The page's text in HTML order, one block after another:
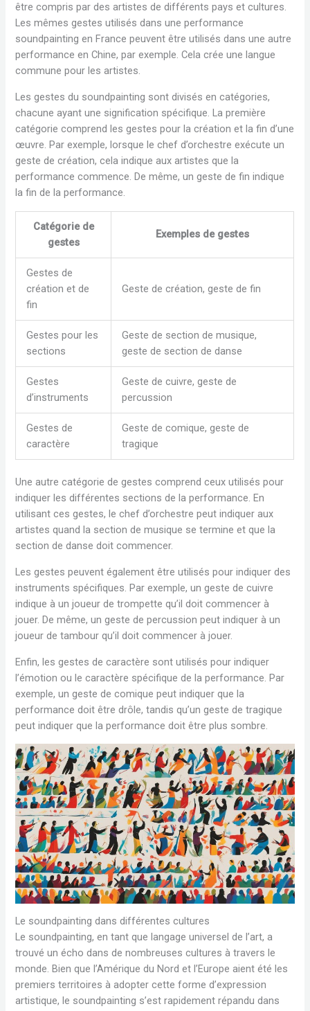
être compris par des artistes de différents pays et cultures.
Les mêmes gestes utilisés dans une performance
soundpainting en France peuvent être utilisés dans une autre
performance en Chine, par exemple. Cela crée une langue
commune pour les artistes.
Les gestes du soundpainting sont divisés en catégories,
chacune ayant une signification spécifique. La première
catégorie comprend les gestes pour la création et la fin d’une
œuvre. Par exemple, lorsque le chef d’orchestre exécute un
geste de création, cela indique aux artistes que la
performance commence. De même, un geste de fin indique
la fin de la performance.
Catégorie de
gestes
Exemples de gestes
Gestes de
création et de
fin
Geste de création, geste de fin
Gestes pour les
sections
Geste de section de musique,
geste de section de danse
Gestes
d’instruments
Geste de cuivre, geste de
percussion
Gestes de
caractère
Geste de comique, geste de
tragique
Une autre catégorie de gestes comprend ceux utilisés pour
indiquer les différentes sections de la performance. En
utilisant ces gestes, le chef d’orchestre peut indiquer aux
artistes quand la section de musique se termine et que la
section de danse doit commencer.
Les gestes peuvent également être utilisés pour indiquer des
instruments spécifiques. Par exemple, un geste de cuivre
indique à un joueur de trompette qu’il doit commencer à
jouer. De même, un geste de percussion peut indiquer à un
joueur de tambour qu’il doit commencer à jouer.
Enfin, les gestes de caractère sont utilisés pour indiquer
l’émotion ou le caractère spécifique de la performance. Par
exemple, un geste de comique peut indiquer que la
performance doit être drôle, tandis qu’un geste de tragique
peut indiquer que la performance doit être plus sombre.
Le soundpainting dans différentes cultures
Le soundpainting, en tant que langage universel de l’art, a
trouvé un écho dans de nombreuses cultures à travers le
monde. Bien que l’Amérique du Nord et l’Europe aient été les
premiers territoires à adopter cette forme d’expression
artistique, le soundpainting s’est rapidement répandu dans